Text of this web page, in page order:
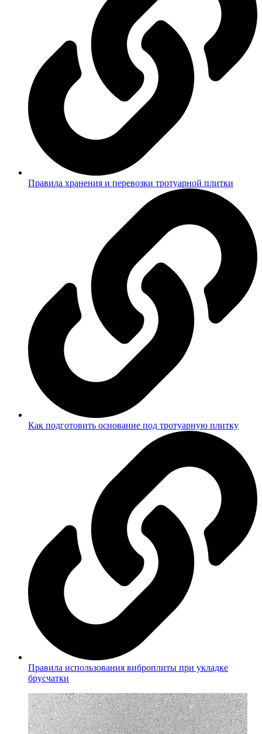
Правила хранения и перевозки тротуарной плитки
Как подготовить основание под тротуарную плитку
Правила использования виброплиты при укладке
брусчатки